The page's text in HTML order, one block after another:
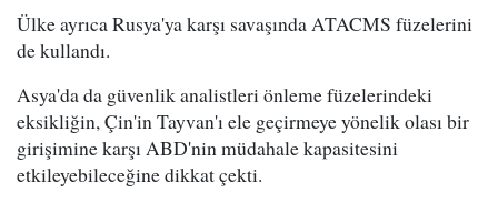
Ülke ayrıca Rusya'ya karşı savaşında ATACMS füzelerini
de kullandı.
Asya'da da güvenlik analistleri önleme füzelerindeki
eksikliğin, Çin'in Tayvan'ı ele geçirmeye yönelik olası bir
girişimine karşı ABD'nin müdahale kapasitesini
etkileyebileceğine dikkat çekti.